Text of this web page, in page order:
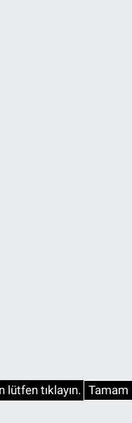
tıklayın. Tamam